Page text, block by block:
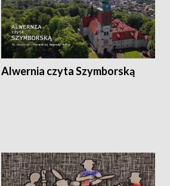
Alwernia czyta Szymborską